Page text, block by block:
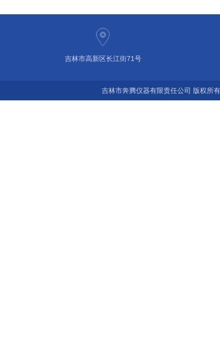
吉林市高新区长江街71号
吉林市奔腾仪器有限责任公司 版权所